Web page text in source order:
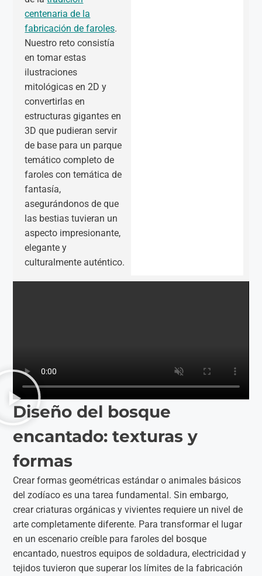
centenaria de la
fabricación de faroles.
Nuestro reto consistía
en tomar estas
ilustraciones
mitológicas en 2D y
convertirlas en
estructuras gigantes en
3D que pudieran servir
de base para un parque
temático completo de
faroles con temática de
fantasía,
asegurándonos de que
las bestias tuvieran un
aspecto impresionante,
elegante y
culturalmente auténtico.
Diseño del bosque
encantado: texturas y
formas
Crear formas geométricas estándar o animales básicos
del zodíaco es una tarea fundamental. Sin embargo,
crear criaturas orgánicas y vivientes requiere un nivel de
arte completamente diferente. Para transformar el lugar
en un escenario creíble para faroles del bosque
encantado, nuestros equipos de soldadura, electricidad y
tejidos tuvieron que superar los límites de la fabricación